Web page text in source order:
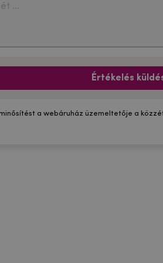
Értékelés
a webáruház üzemeltetője a